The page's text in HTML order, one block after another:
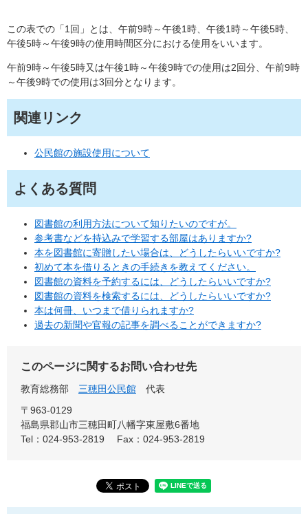
この表での「1回」とは、午前9時～午後1時、午後1時～午後5時、
午後5時～午後9時の使用時間区分における使用をいいます。
午前9時～午後5時又は午後1時～午後9時での使用は2回分、午前9時
～午後9時での使用は3回分となります。
関連リンク
公民館の施設使用について
よくある質問
図書館の利用方法について知りたいのですが。
参考書などを持込みで学習する部屋はありますか?
本を図書館に寄贈したい場合は、どうしたらいいですか?
初めて本を借りるときの手続きを教えてください。
図書館の資料を予約するには、どうしたらいいですか?
図書館の資料を検索するには、どうしたらいいですか?
本は何冊、いつまで借りられますか?
過去の新聞や官報の記事を調べることができますか?
このページに関するお問い合わせ先
教育総務部 三穂田公民館
代表
〒963-0129
福島県郡山市三穂田町八幡字東屋敷6番地
Tel：024-953-2819
Fax：024-953-2819